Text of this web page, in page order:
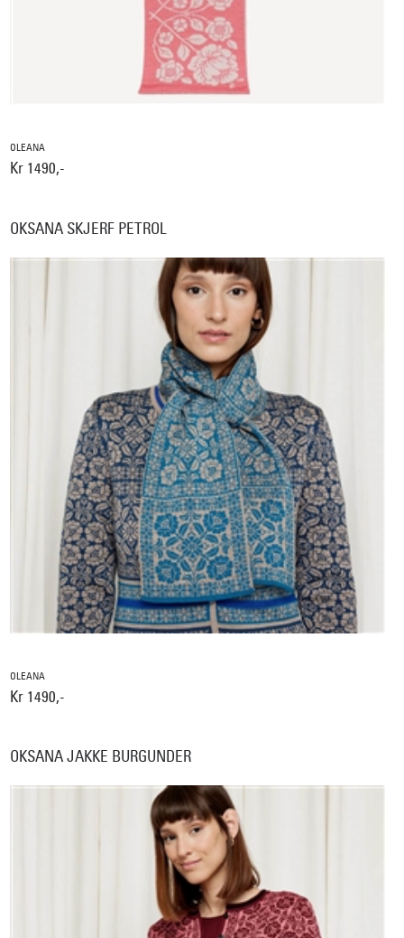
OLEANA
Kr 1490,-
OKSANA SKJERF PETROL
OLEANA
Kr 1490,-
OKSANA JAKKE BURGUNDER